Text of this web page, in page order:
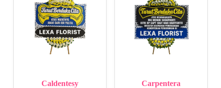
Caldentesy Carpentera